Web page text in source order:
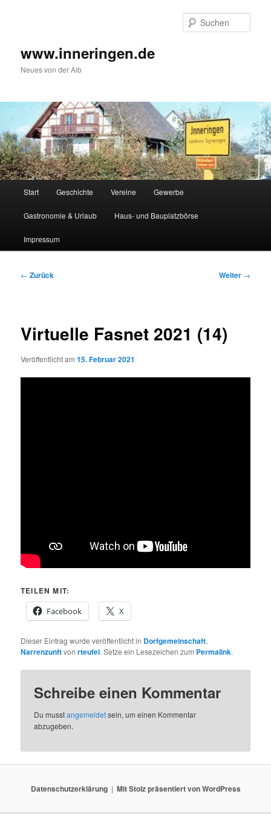
www.inneringen.de
Neues von der Alb
Start Geschichte Vereine Gewerbe
Gastronomie & Urlaub Haus- und Bauplatzbörse
Impressum
Beitragsnavigation
← Zurück Weiter →
Virtuelle Fasnet 2021 (14)
Veröffentlicht am15. Februar 2021
TEILEN MIT:
Facebook
X
Dieser Eintrag wurde veröffentlicht in Dorfgemeinschaft,
Narrenzunftvonrteufel. Setze ein Lesezeichen zum Permalink.
Schreibe einen Kommentar
Du musstangemeldetsein, um einen Kommentar
abzugeben.
Datenschutzerklärung Mit Stolz präsentiert von WordPress